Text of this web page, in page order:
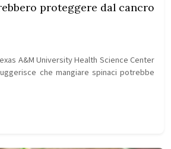
proteggere dal cancro
A&M University Health Science Center
che mangiare spinaci potrebbe